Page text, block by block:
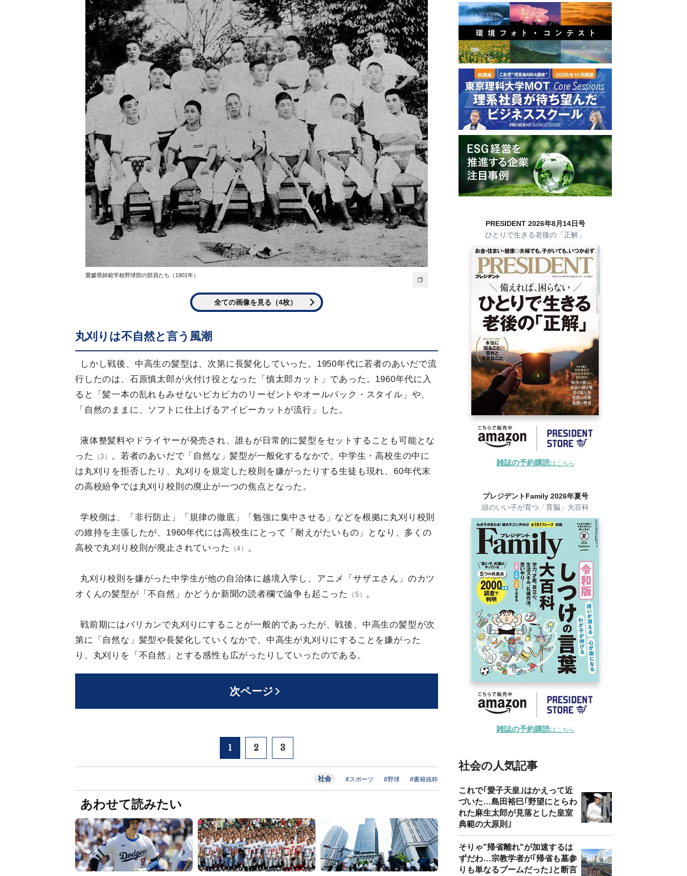
愛媛県師範学校野球部の部員たち（1901年）
全ての画像を見る（4枚）
丸刈りは不自然と言う風潮
しかし戦後、中高生の髪型は、次第に長髪化していった。1950年代に若者のあいだで流
行したのは、石原慎太郎が火付け役となった「慎太郎カット」であった。1960年代に入
ると「髪一本の乱れもみせないピカピカのリーゼントやオールバック・スタイル」や、
「自然のままに、ソフトに仕上げるアイビーカットが流行」した。
液体整髪料やドライヤーが発売され、誰もが日常的に髪型をセットすることも可能とな
った
（3） 。若者のあいだで「自然な」髪型が一般化するなかで、中学生・高校生の中に
は丸刈りを拒否したり、丸刈りを規定した校則を嫌がったりする生徒も現れ、60年代末
の高校紛争では丸刈り校則の廃止が一つの焦点となった。
学校側は、「非行防止」「規律の徹底」「勉強に集中させる」などを根拠に丸刈り校則
の維持を主張したが、1960年代には高校生にとって「耐えがたいもの」となり、多くの
高校で丸刈り校則が廃止されていった
（4） 。
丸刈り校則を嫌がった中学生が他の自治体に越境入学し、アニメ「サザエさん」のカツ
オくんの髪型が「不自然」かどうか新聞の読者欄で論争も起こった
（5） 。
戦前期にはバリカンで丸刈りにすることが一般的であったが、戦後、中高生の髪型が次
第に「自然な」髪型や長髪化していくなかで、中高生が丸刈りにすることを嫌がった
り、丸刈りを「不自然」とする感性も広がったりしていったのである。
次ページ
1 2 3
社会 #スポーツ #野球 #書籍抜粋
あわせて読みたい
PRESIDENT 2026年8月14日号
ひとりで生きる老後の「正解」
雑誌の予約購読はこちら
プレジデントFamily 2026年夏号
頭のいい子が育つ「育脳」大百科
雑誌の予約購読はこちら
社会の人気記事
これで｢愛子天皇｣はかえって近
づいた…島田裕巳｢野望にとらわ
れた麻生太郎が見落とした皇室
典範の大原則｣
そりゃ"帰省離れ"が加速するは
ずだわ…宗教学者が｢帰省も墓参
りも単なるブームだった｣と断言